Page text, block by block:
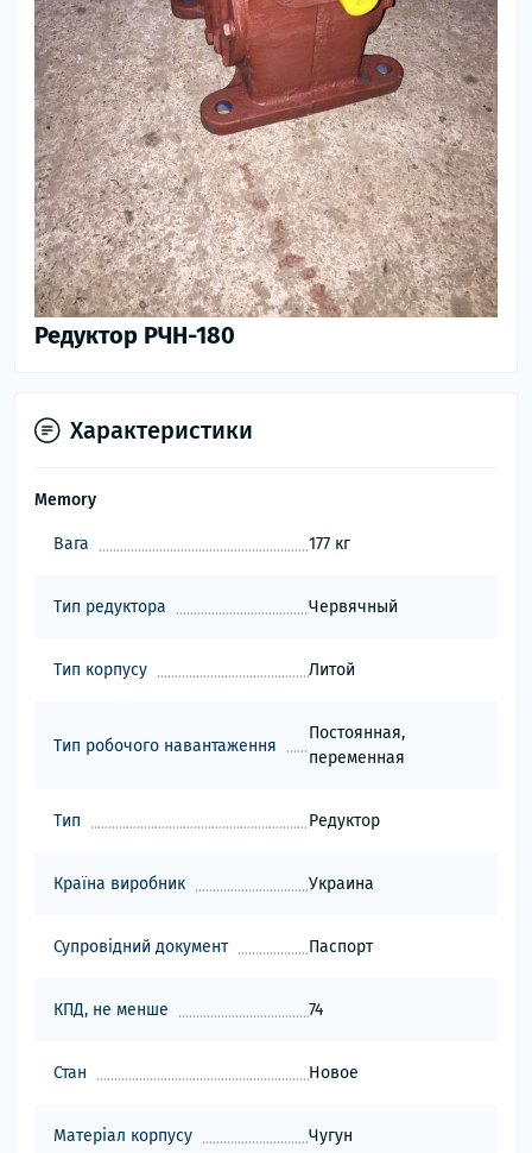
Редуктор РЧН-180
Характеристики
Memory
Вага 177 кг
Тип редуктора Червячный
Тип корпусу Литой
Тип робочого навантаження
Постоянная,
переменная
Тип Редуктор
Країна виробник Украина
Супровідний документ Паспорт
КПД, не менше 74
Стан Новое
Матеріал корпусу Чугун